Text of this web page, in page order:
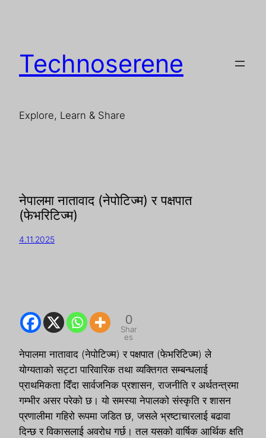
Technoserene
Explore, Learn & Share
नेपालमा नातावाद (नेपोटिज्म) र पक्षपात
(फेभरिटिज्म)
4.11.2025
0
Shar
es
नेपालमा नातावाद (नेपोटिज्म) र पक्षपात (फेभरिटिज्म) ले
योग्यताको सट्टा पारिवारिक तथा व्यक्तिगत सम्बन्धलाई
प्राथमिकता दिँदा सार्वजनिक प्रशासन, राजनीति र अर्थतन्त्रमा
गम्भीर असर परेको छ। यो समस्या नेपालको संस्कृति र शासन
प्रणालीमा गहिरो रूपमा जडित छ, जसले भ्रष्टाचारलाई बढावा
दिन्छ र विकासलाई अवरोध गर्छ। तल यसको वार्षिक आर्थिक क्षति